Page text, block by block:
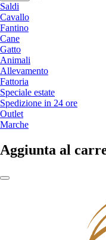
Saldi
Cavallo
Fantino
Cane
Gatto
Animali
Allevamento
Fattoria
Speciale estate
Spedizione in 24 ore
Outlet
Marche
Aggiunta al